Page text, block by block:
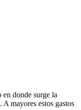
en donde surge la
mayores estos gastos